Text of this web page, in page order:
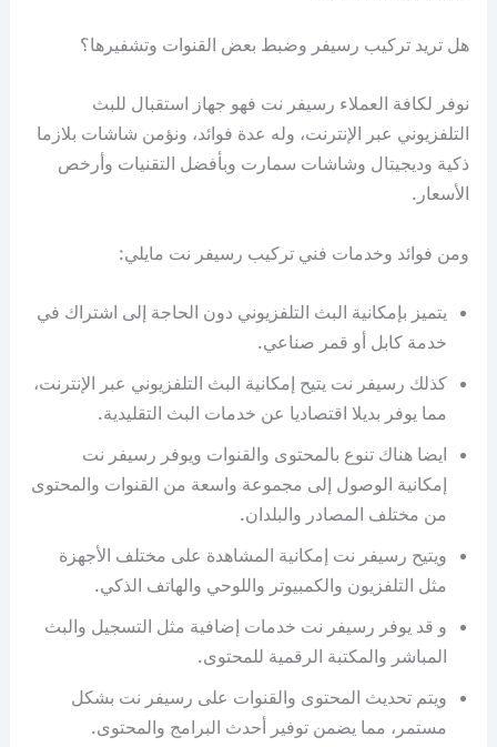
هل تريد تركيب رسيفر وضبط بعض القنوات وتشفيرها؟
نوفر لكافة العملاء رسيفر نت فهو جهاز استقبال للبث
التلفزيوني عبر الإنترنت، وله عدة فوائد، ونؤمن شاشات بلازما
ذكية وديجيتال وشاشات سمارت وبأفضل التقنيات وأرخص
الأسعار.
ومن فوائد وخدمات فني تركيب رسيفر نت مايلي:
يتميز بإمكانية البث التلفزيوني دون الحاجة إلى اشتراك في
خدمة كابل أو قمر صناعي.
كذلك رسيفر نت يتيح إمكانية البث التلفزيوني عبر الإنترنت،
مما يوفر بديلا اقتصاديا عن خدمات البث التقليدية.
ايضا هناك تنوع بالمحتوى والقنوات ويوفر رسيفر نت
إمكانية الوصول إلى مجموعة واسعة من القنوات والمحتوى
من مختلف المصادر والبلدان.
ويتيح رسيفر نت إمكانية المشاهدة على مختلف الأجهزة
مثل التلفزيون والكمبيوتر واللوحي والهاتف الذكي.
و قد يوفر رسيفر نت خدمات إضافية مثل التسجيل والبث
المباشر والمكتبة الرقمية للمحتوى.
ويتم تحديث المحتوى والقنوات على رسيفر نت بشكل
مستمر، مما يضمن توفير أحدث البرامج والمحتوى.